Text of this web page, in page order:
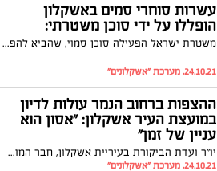
עשרות סוחרי סמים באשקלון
הופללו על ידי סוכן משטרתי:
משטרת ישראל הפעילה סוכן סמוי, שהביא להפללתם של עשרות חשודים אשר הפעילו 'קווי' סחר בסמים המשמשים כצינור החמצן הכלכלי של ארגוני הפשיעה
24.10.21, מערכת "אשקלונים"
ההצפות ברחוב הנמר עולות לדיון
במועצת העיר אשקלון: "אסון הוא
עניין של זמן"
יו"ר ועדת הביקורת בעיריית אשקלון, חבר המועצה איתי סהר, הגיש הצעה לסדר הקוראת לחפות בור ניקוז רחב ידיים שנחפר ברחוב הנמר בניסיון לתת מענה להצפות החוזרות ונשנות: "הנושא הבטיחותי הוא החשוב ביותר"
24.10.21, מערכת "אשקלונים"